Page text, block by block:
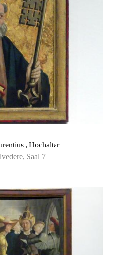
, Hochaltar
Saal 7